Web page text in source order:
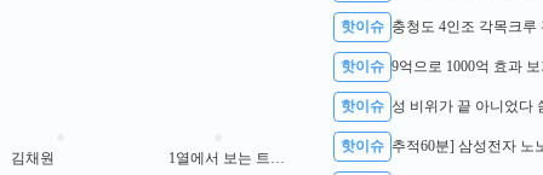
김채원
핫이슈 충청도 4인조 각목크
핫이슈 9억으로 1000억 효과
핫이슈
핫이슈